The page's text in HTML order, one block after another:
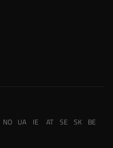
NO UA IE AT SE SK BE